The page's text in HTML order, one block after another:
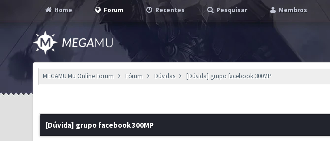
Home Forum Recentes Pesquisar Membros
MEGAMU Mu Online Forum Fórum Dúvidas [Dúvida] grupo facebook 300MP
[Dúvida] grupo facebook 300MP